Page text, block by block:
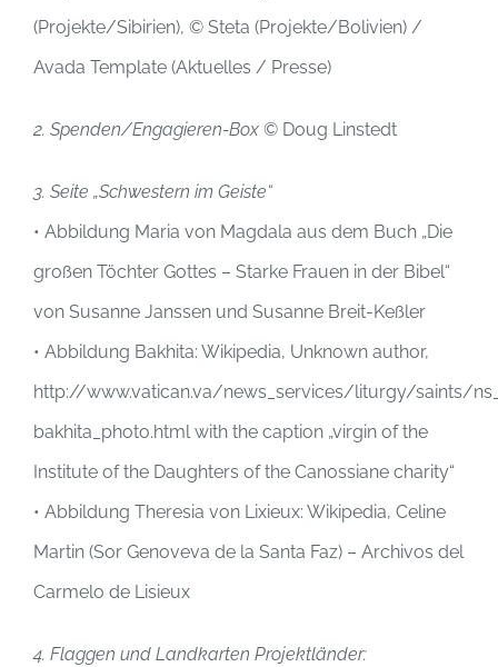
(Projekte/Sibirien), © Steta (Projekte/Bolivien) /
Avada Template (Aktuelles / Presse)
2. Spenden/Engagieren-Box © Doug Linstedt
3. Seite „Schwestern im Geiste“
• Abbildung Maria von Magdala aus dem Buch „Die
großen Töchter Gottes – Starke Frauen in der Bibel“
von Susanne Janssen und Susanne Breit-Keßler
• Abbildung Bakhita: Wikipedia, Unknown author,
http://www.vatican.va/news_services/liturgy/saints/
bakhita_photo.html with the caption „virgin of the
Institute of the Daughters of the Canossiane charity“
• Abbildung Theresia von Lixieux: Wikipedia, Celine
Martin (Sor Genoveva de la Santa Faz) – Archivos del
Carmelo de Lisieux
4. Flaggen und Landkarten Projektländer: